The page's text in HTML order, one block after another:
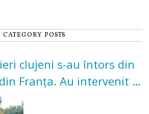
CATEGORY POSTS
clujeni s-au întors din
Franța. Au intervenit la
vegetație și pădure